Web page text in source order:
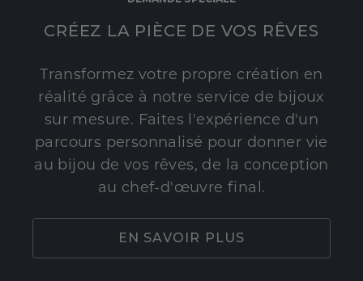
CRÉEZ LA PIÈCE DE VOS RÊVES
Transformez votre propre création en
réalité grâce à notre service de bijoux
sur mesure. Faites l'expérience d'un
parcours personnalisé pour donner vie
au bijou de vos rêves, de la conception
au chef-d'œuvre final.
EN SAVOIR PLUS